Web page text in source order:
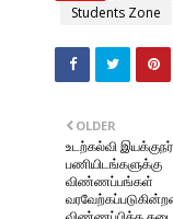
Students Zone
OLDER
உடற்கல்வி
பணியிடங்களுக்கு
விண்ணப்பங்கள்